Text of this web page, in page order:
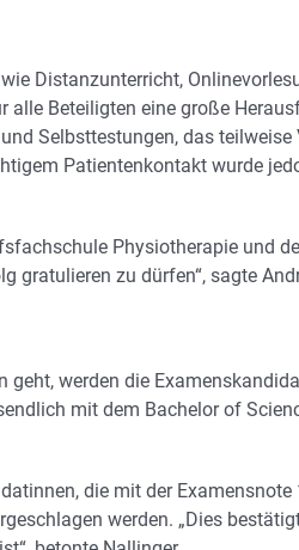
Distanzunterricht,
Beteiligten eine große
Selbsttestungen, das
Patientenkontakt wurde
Physiotherapie und
gratulieren zu dürfen“, sagte
werden die
mit dem Bachelor of
die mit der
werden. „Dies